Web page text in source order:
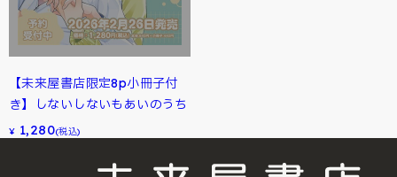
【未来屋書店限定8p小冊子付
き】しないしないもあいのうち
¥ 1,280(税込)